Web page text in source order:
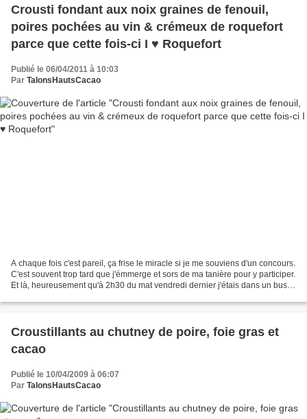
Crousti fondant aux noix graines de fenouil,
poires pochées au vin & crémeux de roquefort
parce que cette fois-ci I ♥ Roquefort
Publié le 06/04/2011 à 10:03
Par TalonsHautsCacao
A chaque fois c'est pareil, ça frise le miracle si je me souviens d'un concours.
C'est souvent trop tard que j'émmerge et sors de ma tanière pour y participer.
Et là, heureusement qu'à 2h30 du mat vendredi dernier j'étais dans un bus
Croustillants au chutney de poire, foie gras et
cacao
Publié le 10/04/2009 à 06:07
Par TalonsHautsCacao